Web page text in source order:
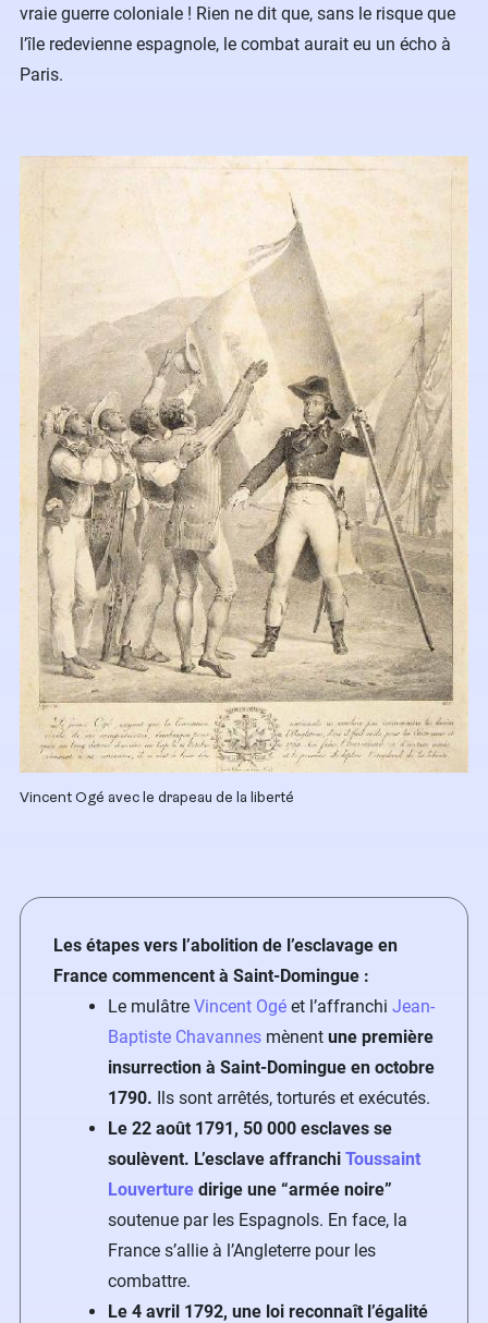
vraie guerre coloniale ! Rien ne dit que, sans le risque que
l’île redevienne espagnole, le combat aurait eu un écho à
Paris.
Vincent Ogé avec le drapeau de la liberté
Les étapes vers l’abolition de l’esclavage en
France commencent à Saint-Domingue :
Le mulâtre Vincent Ogé et l’affranchi Jean-
Baptiste Chavannes mènent une première
insurrection à Saint-Domingue en octobre
1790. Ils sont arrêtés, torturés et exécutés.
Le 22 août 1791, 50 000 esclaves se
soulèvent. L’esclave affranchi Toussaint
Louverture dirige une “armée noire”
soutenue par les Espagnols. En face, la
France s’allie à l’Angleterre pour les
combattre.
Le 4 avril 1792, une loi reconnaît l’égalité